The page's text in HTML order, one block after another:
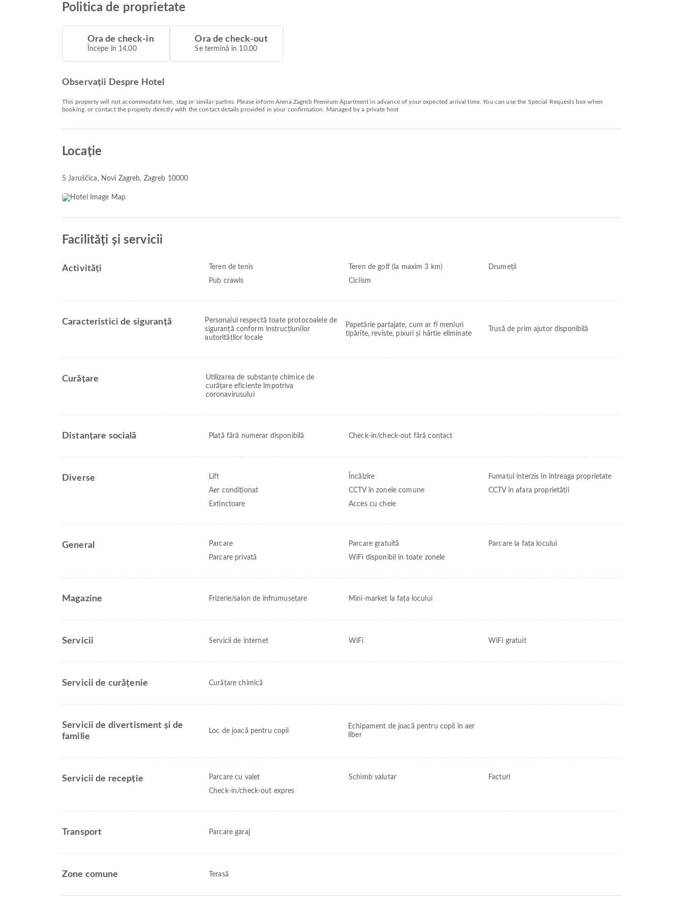
Politica de proprietate
Ora de check-in
Începe în 14.00
Ora de check-out
Se termină în 10.00
Observații Despre Hotel
This property will not accommodate hen, stag or similar parties. Please inform Arena Zagreb Premium Apartment in advance of your expected arrival time. You can use the Special Requests box when
booking, or contact the property directly with the contact details provided in your confirmation. Managed by a private host
Locație
5 Jaruščica , Novi Zagreb, Zagreb 10000
Facilități și servicii
Activități Teren de tenis Teren de golf (la maxim 3 km)
Drumeții
Pub crawls
Ciclism
Caracteristici de siguranță
Personalul respectă toate protocoalele de
siguranță conform instrucțiunilor
autorităților locale
Papetărie partajate, cum ar fi meniuri
tipărite, reviste, pixuri și hârtie eliminate
Trusă de prim ajutor disponibilă
Curățare
Utilizarea de substanțe chimice de
curățare eficiente împotriva
coronavirusului
Distanțare socială Plată fără numerar disponibilă Check-in/check-out fără contact
Diverse Lift Încălzire
Fumatul interzis în întreaga proprietate
Aer condiționat
CCTV în zonele comune
CCTV în afara proprietății
Extinctoare
Acces cu cheie
General Parcare Parcare gratuită
Parcare la fața locului
Parcare privată
WiFi disponibil în toate zonele
Magazine Frizerie/salon de înfrumusețare Mini-market la fața locului
Servicii Servicii de internet WiFi WiFi gratuit
Servicii de curățenie Curățare chimică
Servicii de divertisment și de
familie
Loc de joacă pentru copii
Echipament de joacă pentru copii în aer
liber
Servicii de recepție Parcare cu valet Schimb valutar
Facturi
Check-in/check-out expres
Transport Parcare garaj
Zone comune Terasă